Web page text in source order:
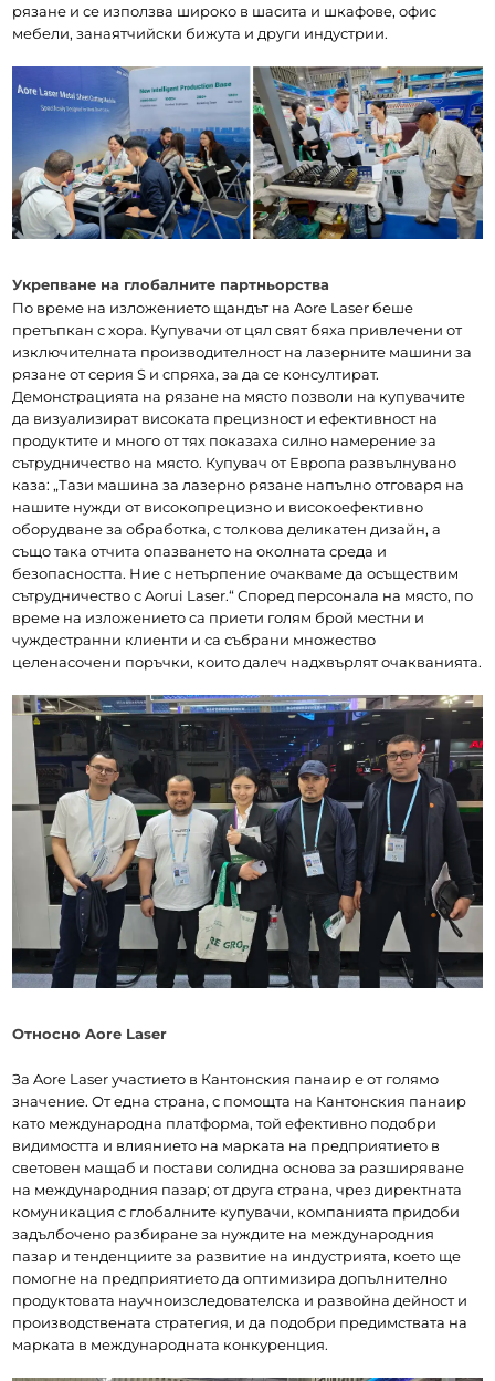
рязане и се използва широко в шасита и шкафове, офис
мебели, занаятчийски бижута и други индустрии.
Укрепване на глобалните партньорства
По време на изложението щандът на Aore Laser беше
претъпкан с хора. Купувачи от цял свят бяха привлечени от
изключителната производителност на лазерните машини за
рязане от серия S и спряха, за да се консултират.
Демонстрацията на рязане на място позволи на купувачите
да визуализират високата прецизност и ефективност на
продуктите и много от тях показаха силно намерение за
сътрудничество на място. Купувач от Европа развълнувано
каза: „Тази машина за лазерно рязане напълно отговаря на
нашите нужди от високопрецизно и високоефективно
оборудване за обработка, с толкова деликатен дизайн, а
също така отчита опазването на околната среда и
безопасността. Ние с нетърпение очакваме да осъществим
сътрудничество с Aorui Laser.“ Според персонала на място, по
време на изложението са приети голям брой местни и
чуждестранни клиенти и са събрани множество
целенасочени поръчки, които далеч надхвърлят очакванията.
Относно Aore Laser
За Aore Laser участието в Кантонския панаир е от голямо
значение. От една страна, с помощта на Кантонския панаир
като международна платформа, той ефективно подобри
видимостта и влиянието на марката на предприятието в
световен мащаб и постави солидна основа за разширяване
на международния пазар; от друга страна, чрез директната
комуникация с глобалните купувачи, компанията придоби
задълбочено разбиране за нуждите на международния
пазар и тенденциите за развитие на индустрията, което ще
помогне на предприятието да оптимизира допълнително
продуктовата научноизследователска и развойна дейност и
производствената стратегия, и да подобри предимствата на
марката в международната конкуренция.